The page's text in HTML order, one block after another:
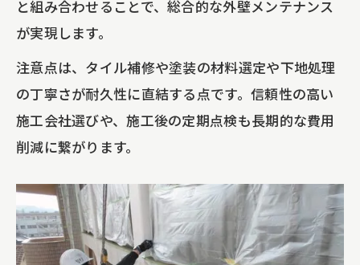
と組み合わせることで、総合的な外壁メンテナンス
が実現します。
注意点は、タイル補修や塗装の材料選定や下地処理
の丁寧さが耐久性に直結する点です。信頼性の高い
施工会社選びや、施工後の定期点検も長期的な費用
削減に繋がります。